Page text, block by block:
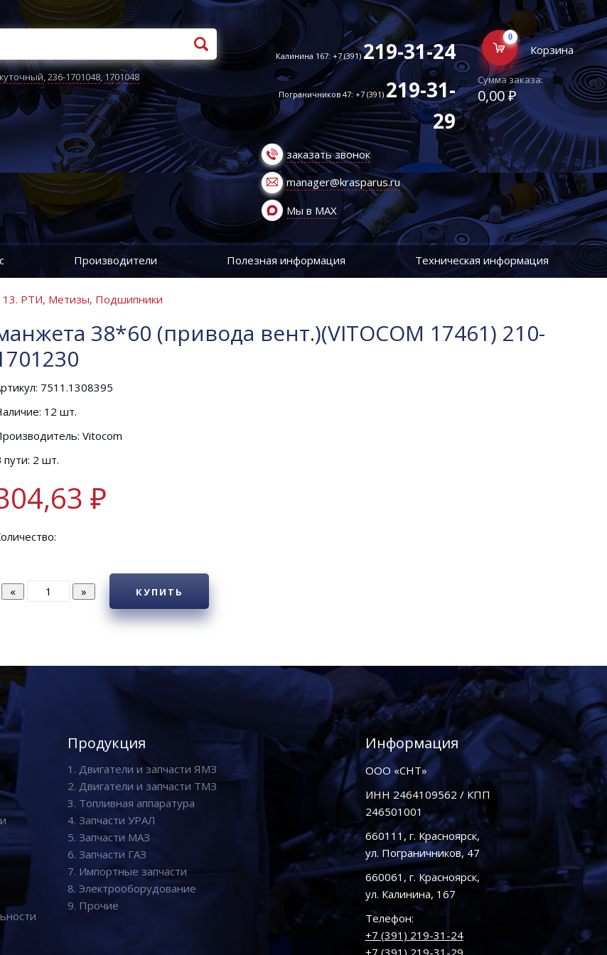
,236-1701048,1701048
Калинина 167: +7 (391)219-31-24
Пограничников 47: +7 (391)219-31-
29
заказать звонок
manager@krasparus.ru
Мы в MAX
0
Корзина
Сумма заказа:
0,00 ₽
Производители Полезная информация Техническая информация
13. РТИ, Метизы, Подшипники
38*60 (привода вент.)(VITOCOM 17461) 210-
7511.1308395
12 шт.
Vitocom
пути: 2 шт.
₽
КУПИТЬ
Продукция
1. Двигатели и запчасти ЯМЗ
2. Двигатели и запчасти ТМЗ
3. Топливная аппаратура
4. Запчасти УРАЛ
5. Запчасти МАЗ
6. Запчасти ГАЗ
7. Импортные запчасти
8. Электрооборудование
9. Прочие
Информация
ООО «СНТ»
ИНН 2464109562 / КПП
246501001
660111, г. Красноярск,
ул. Пограничников, 47
660061, г. Красноярск,
ул. Калинина, 167
Телефон:
+7 (391) 219-31-24
+7 (391) 219-31-29